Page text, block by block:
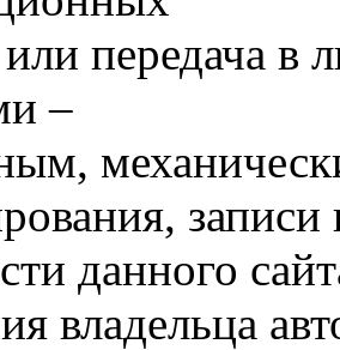
или передача
–
данного
владельца